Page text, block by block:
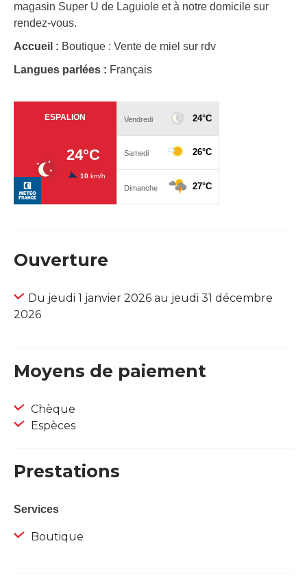
magasin Super U de Laguiole et à notre domicile sur
rendez-vous.
Accueil : Boutique : Vente de miel sur rdv
Langues parlées : Français
Ouverture
Du jeudi 1 janvier 2026 au jeudi 31 décembre
2026
Moyens de paiement
Chèque
Espèces
Prestations
Services
Boutique